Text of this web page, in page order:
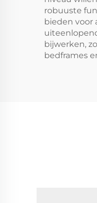
robuuste
bieden voor
bijwerken,
bedframes